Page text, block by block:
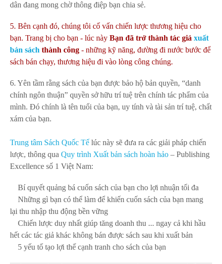
dân đang mong chờ thông điệp bạn chia sẻ.
5. Bên cạnh đó, chúng tôi cố vấn chiến lược thương hiệu cho
bạn. Trang bị cho bạn - lúc này Bạn đã trở thành tác giả xuất
bản sách thành công - những kỹ năng, đường đi nước bước để
sách bán chạy, thương hiệu đi vào lòng công chúng.
6. Yên tầm rằng sách của bạn được bảo hộ bản quyền, “danh
chính ngôn thuận” quyền sở hữu trí tuệ trên chính tác phẩm của
mình. Đó chính là tên tuổi của bạn, uy tính và tài sản trí tuệ, chất
xám của bạn.
Trung tâm Sách Quốc Tế lúc này sẽ đưa ra các giải pháp chiến
lược, thông qua Quy trình Xuất bản sách hoàn hảo – Publishing
Excellence số 1 Việt Nam:
Bí quyết quảng bá cuốn sách của bạn cho lợi nhuận tối đa
Những gì bạn có thể làm để khiến cuốn sách của bạn mang
lại thu nhập thu động bền vững
Chiến lược duy nhất giúp tăng doanh thu ... ngay cả khi hầu
hết các tác giả khác không bán được sách sau khi xuất bản
5 yếu tố tạo lợi thế cạnh tranh cho sách của bạn